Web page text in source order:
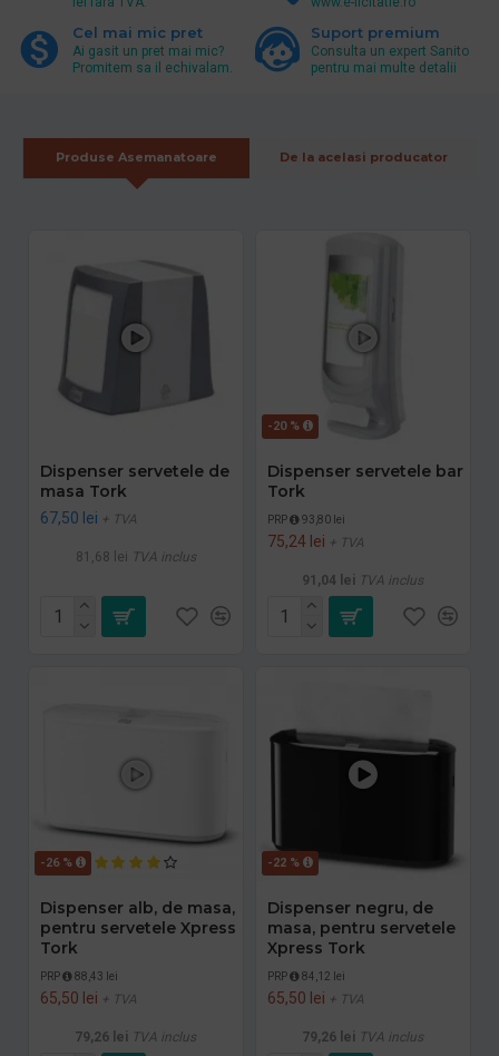
Cel mai mic pret
Ai gasit un pret mai mic?
Promitem sa il echivalam.
Suport premium
Consulta un expert Sanito
pentru mai multe detalii
Produse Asemanatoare De la acelasi producator
Dispenser servetele de
masa Tork
67,50 lei + TVA
81,68 lei TVA inclus
-20 %
Dispenser servetele bar
Tork
PRP 93,80 lei
75,24 lei + TVA
91,04 lei TVA inclus
-26 %
Dispenser alb, de masa,
pentru servetele Xpress
Tork
PRP 88,43 lei
65,50 lei + TVA
79,26 lei TVA inclus
-22 %
Dispenser negru, de
masa, pentru servetele
Xpress Tork
PRP 84,12 lei
65,50 lei + TVA
79,26 lei TVA inclus